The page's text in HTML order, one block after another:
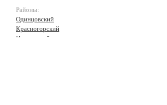
Районы:
Одинцовский
Красногорский
Истринский